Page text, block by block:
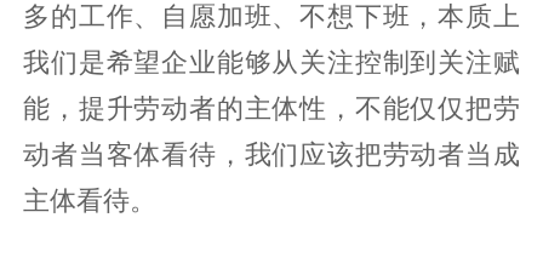
多的工作、自愿加班、不想下班，本质上
我们是希望企业能够从关注控制到关注赋
能，提升劳动者的主体性，不能仅仅把劳
动者当客体看待，我们应该把劳动者当成
主体看待。